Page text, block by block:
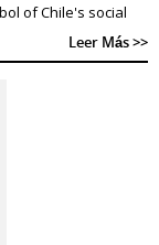
of Chile's social
Leer Más >>